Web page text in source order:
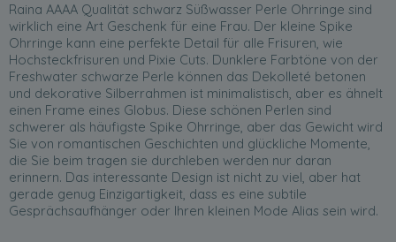
Raina AAAA Qualität schwarz Süßwasser Perle Ohrringe sind
wirklich eine Art Geschenk für eine Frau. Der kleine Spike
Ohrringe kann eine perfekte Detail für alle Frisuren, wie
Hochsteckfrisuren und Pixie Cuts. Dunklere Farbtöne von der
Freshwater schwarze Perle können das Dekolleté betonen
und dekorative Silberrahmen ist minimalistisch, aber es ähnelt
einen Frame eines Globus. Diese schönen Perlen sind
schwerer als häufigste Spike Ohrringe, aber das Gewicht wird
Sie von romantischen Geschichten und glückliche Momente,
die Sie beim tragen sie durchleben werden nur daran
erinnern. Das interessante Design ist nicht zu viel, aber hat
gerade genug Einzigartigkeit, dass es eine subtile
Gesprächsaufhänger oder Ihren kleinen Mode Alias sein wird.